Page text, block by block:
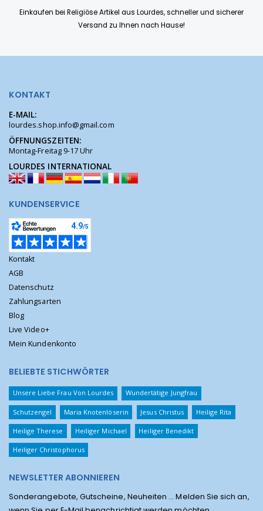
Einkaufen bei Religiöse Artikel aus Lourdes, schneller und sicherer
Versand zu Ihnen nach Hause!
KONTAKT
E-MAIL:
lourdes.shop.info@gmail.com
ÖFFNUNGSZEITEN:
Montag-Freitag 9-17 Uhr
LOURDES INTERNATIONAL
KUNDENSERVICE
Kontakt
AGB
Datenschutz
Zahlungsarten
Blog
Live Video+
Mein Kundenkonto
BELIEBTE STICHWÖRTER
Unsere Liebe Frau Von Lourdes Wundertätige Jungfrau
Schutzengel Maria Knotenlöserin Jesus Christus Heilige Rita
Heilige Therese Heiliger Michael Heiliger Benedikt
Heiliger Christophorus
NEWSLETTER ABONNIEREN
Sonderangebote, Gutscheine, Neuheiten ... Melden Sie sich an,